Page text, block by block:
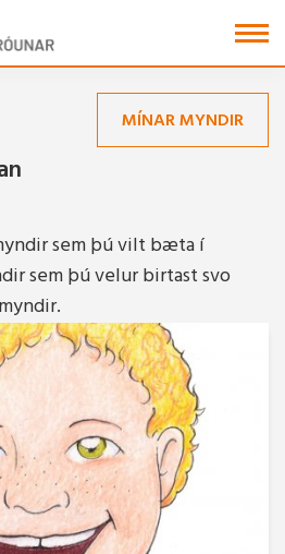
sem þú vilt bæta í
sem þú velur birtast svo
MÍNAR MYNDIR